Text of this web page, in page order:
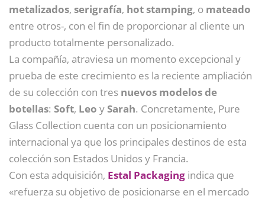
metalizados, serigrafía, hot stamping, o mateado
entre otros-, con el fin de proporcionar al cliente un
producto totalmente personalizado.
La compañía, atraviesa un momento excepcional y
prueba de este crecimiento es la reciente ampliación
de su colección con tres nuevos modelos de
botellas: Soft, Leo ySarah. Concretamente, Pure
Glass Collection cuenta con un posicionamiento
internacional ya que los principales destinos de esta
colección son Estados Unidos y Francia.
Con esta adquisición, Estal Packaging indica que
«refuerza su objetivo de posicionarse en el mercado